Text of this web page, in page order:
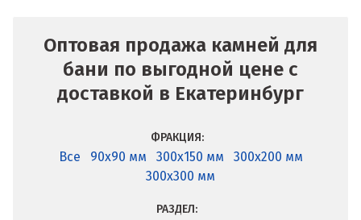
Оптовая продажа камней для
бани по выгодной цене с
доставкой в Екатеринбург
ФРАКЦИЯ:
Все 90x90 мм 300x150 мм
300x200 мм
300x300 мм
РАЗДЕЛ: